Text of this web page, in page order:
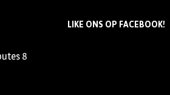
8
LIKE ONS OP FACEBOOK!